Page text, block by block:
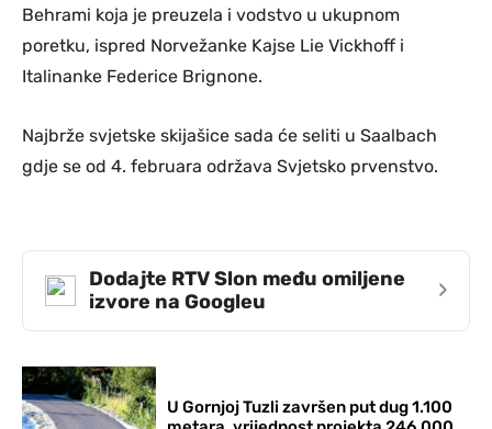
Behrami koja je preuzela i vodstvo u ukupnom
poretku, ispred Norvežanke Kajse Lie Vickhoff i
Italinanke Federice Brignone.
Najbrže svjetske skijašice sada će seliti u Saalbach
gdje se od 4. februara održava Svjetsko prvenstvo.
Dodajte RTV Slon među omiljene
izvore na Googleu
›
U Gornjoj Tuzli završen put dug 1.100